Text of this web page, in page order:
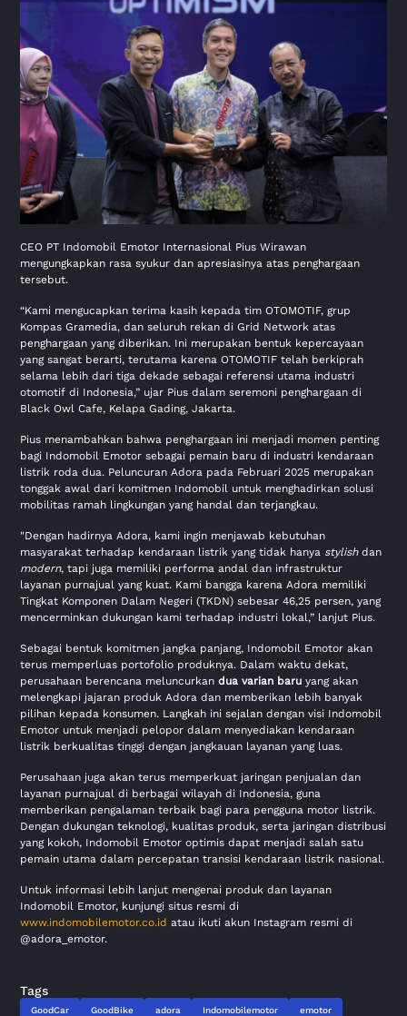
CEO PT Indomobil Emotor Internasional Pius Wirawan
mengungkapkan rasa syukur dan apresiasinya atas penghargaan
tersebut.
“Kami mengucapkan terima kasih kepada tim OTOMOTIF, grup
Kompas Gramedia, dan seluruh rekan di Grid Network atas
penghargaan yang diberikan. Ini merupakan bentuk kepercayaan
yang sangat berarti, terutama karena OTOMOTIF telah berkiprah
selama lebih dari tiga dekade sebagai referensi utama industri
otomotif di Indonesia,” ujar Pius dalam seremoni penghargaan di
Black Owl Cafe, Kelapa Gading, Jakarta.
Pius menambahkan bahwa penghargaan ini menjadi momen penting
bagi Indomobil Emotor sebagai pemain baru di industri kendaraan
listrik roda dua. Peluncuran Adora pada Februari 2025 merupakan
tonggak awal dari komitmen Indomobil untuk menghadirkan solusi
mobilitas ramah lingkungan yang handal dan terjangkau.
"Dengan hadirnya Adora, kami ingin menjawab kebutuhan
masyarakat terhadap kendaraan listrik yang tidak hanya stylishdan
modern, tapi juga memiliki performa andal dan infrastruktur
layanan purnajual yang kuat. Kami bangga karena Adora memiliki
Tingkat Komponen Dalam Negeri (TKDN) sebesar 46,25 persen, yang
mencerminkan dukungan kami terhadap industri lokal,” lanjut Pius.
Sebagai bentuk komitmen jangka panjang, Indomobil Emotor akan
terus memperluas portofolio produknya. Dalam waktu dekat,
perusahaan berencana meluncurkandua varian baru yang akan
melengkapi jajaran produk Adora dan memberikan lebih banyak
pilihan kepada konsumen. Langkah ini sejalan dengan visi Indomobil
Emotor untuk menjadi pelopor dalam menyediakan kendaraan
listrik berkualitas tinggi dengan jangkauan layanan yang luas.
Perusahaan juga akan terus memperkuat jaringan penjualan dan
layanan purnajual di berbagai wilayah di Indonesia, guna
memberikan pengalaman terbaik bagi para pengguna motor listrik.
Dengan dukungan teknologi, kualitas produk, serta jaringan distribusi
yang kokoh, Indomobil Emotor optimis dapat menjadi salah satu
pemain utama dalam percepatan transisi kendaraan listrik nasional.
Untuk informasi lebih lanjut mengenai produk dan layanan
Indomobil Emotor, kunjungi situs resmi di
www.indomobilemotor.co.id atau ikuti akun Instagram resmi di
@adora_emotor.
Tags
GoodCar GoodBike adora Indomobilemotor emotor